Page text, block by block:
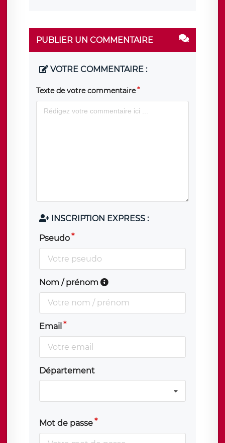
PUBLIER UN COMMENTAIRE
VOTRE COMMENTAIRE :
Texte de votre commentaire
INSCRIPTION EXPRESS :
Pseudo
Nom / prénom
Email
Département
Mot de passe